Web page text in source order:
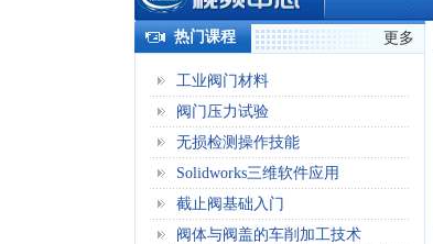
热门课程 更多
工业阀门材料
阀门压力试验
无损检测操作技能
Solidworks三维软件应用
截止阀基础入门
阀体与阀盖的车削加工技术